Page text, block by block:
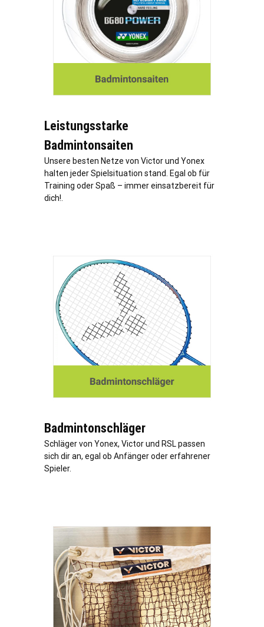
Leistungsstarke
Badmintonsaiten
Unsere besten Netze von Victor und Yonex
halten jeder Spielsituation stand. Egal ob für
Training oder Spaß – immer einsatzbereit für
dich!.
Badmintonschläger
Schläger von Yonex, Victor und RSL passen
sich dir an, egal ob Anfänger oder erfahrener
Spieler.